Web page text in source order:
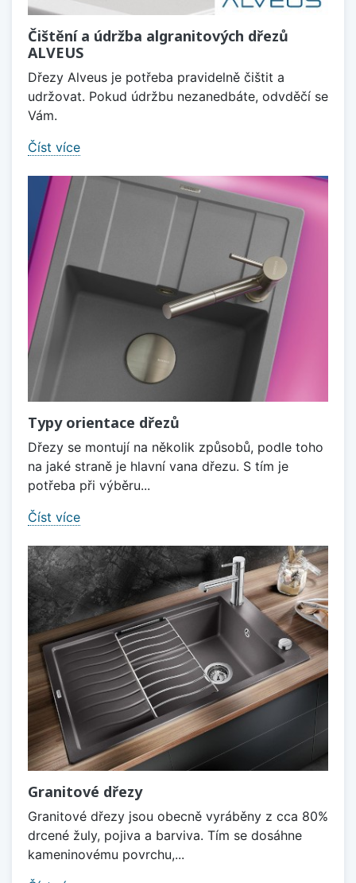
Čištění a údržba algranitových dřezů
ALVEUS
Dřezy Alveus je potřeba pravidelně čištit a
udržovat. Pokud údržbu nezanedbáte, odvděčí se
Vám.
Číst více
Typy orientace dřezů
Dřezy se montují na několik způsobů, podle toho
na jaké straně je hlavní vana dřezu. S tím je
potřeba při výběru...
Číst více
Granitové dřezy
Granitové dřezy jsou obecně vyráběny z cca 80%
drcené žuly, pojiva a barviva. Tím se dosáhne
kameninovému povrchu,...